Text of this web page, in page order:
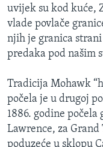
uvijek su kod kuće,
vlade povlače
njih je granica
predaka pod našim
Tradicija Mohawk
počela je u drugoj
1886. godine
Lawrence, za
poduzeće u sklopu